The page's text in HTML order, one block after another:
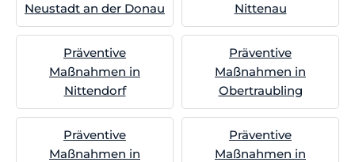
Neustadt an der Donau
Nittenau
Präventive
Maßnahmen in
Nittendorf
Präventive
Maßnahmen in
Obertraubling
Präventive
Maßnahmen in
Präventive
Maßnahmen in